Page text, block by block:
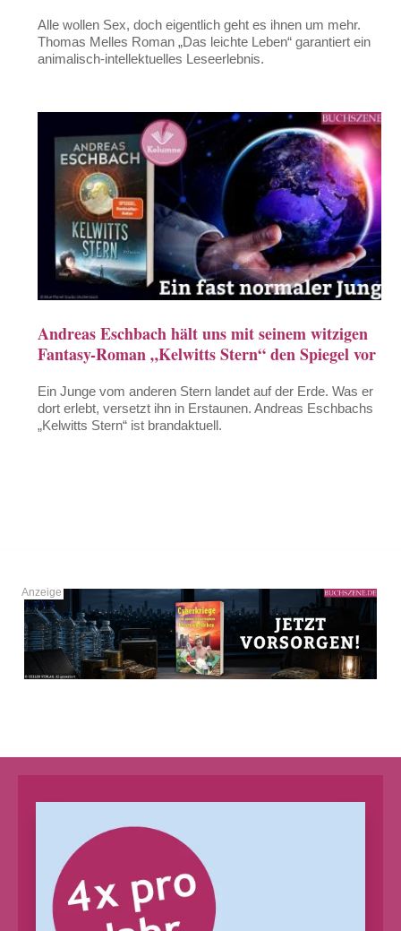
Alle wollen Sex, doch eigentlich geht es ihnen um mehr.
Thomas Melles Roman „Das leichte Leben“ garantiert ein
animalisch-intellektuelles Leseerlebnis.
Andreas Eschbach hält uns mit seinem witzigen
Fantasy-Roman „Kelwitts Stern“ den Spiegel vor
Ein Junge vom anderen Stern landet auf der Erde. Was er
dort erlebt, versetzt ihn in Erstaunen. Andreas Eschbachs
„Kelwitts Stern“ ist brandaktuell.